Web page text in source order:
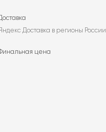
Доставка в регионы России.
цена